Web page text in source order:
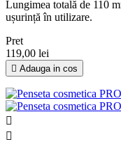
Lungimea totală de 110
ușurință în utilizare.
Pret
119,00 lei
 Adauga in cos

